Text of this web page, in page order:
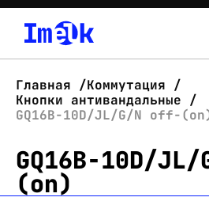
О нас
Новости
Склад
Главная
Коммутация
Кнопки антивандальные
GQ16B-10D/JL/G/N off-
GQ16B-10D/
(on)